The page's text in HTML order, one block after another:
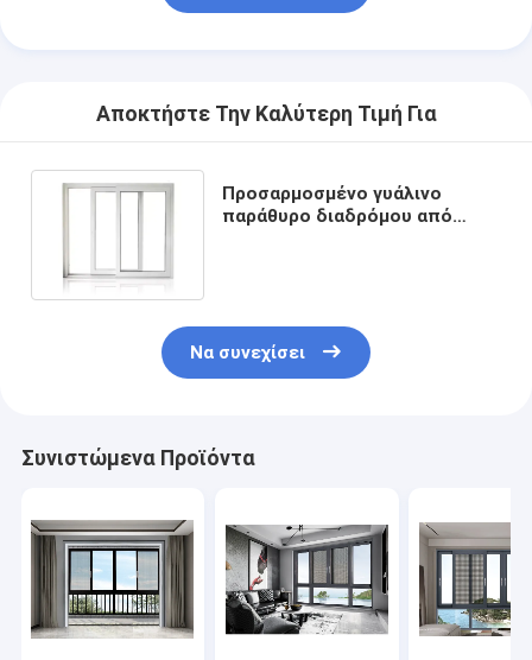
Αποκτήστε Την Καλύτερη Τιμή Για
Προσαρμοσμένο γυάλινο
παράθυρο διαδρόμου από
Να συνεχίσει
Συνιστώμενα Προϊόντα